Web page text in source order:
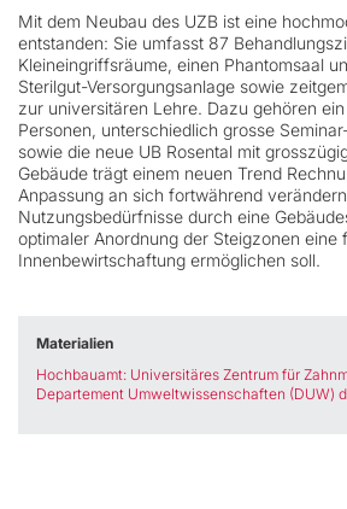
Mit dem Neubau des UZB ist eine
entstanden: Sie umfasst 87
Kleineingriffsräume, einen Phantomsaal
Sterilgut-Versorgungsanlage sowie
zur universitären Lehre. Dazu gehören
Personen, unterschiedlich grosse
sowie die neue UB Rosental mit
Gebäude trägt einem neuen Trend
Anpassung an sich fortwährend
Nutzungsbedürfnisse durch eine
optimaler Anordnung der Steigzonen eine
Innenbewirtschaftung ermöglichen soll.
Materialien
Hochbauamt: Universitäres Zentrum für
Departement Umweltwissenschaften (DUW)